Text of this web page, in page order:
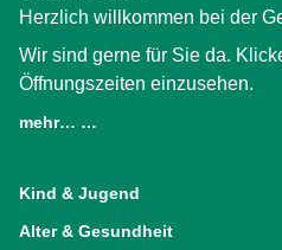
Herzlich willkommen bei der
Wir sind gerne für Sie da.
Öffnungszeiten einzusehen.
mehr… …
Kind & Jugend
Alter & Gesundheit